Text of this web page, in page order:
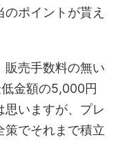
ポイントが貰え
販売手数料の無い
金額の5,000円
思いますが、プレ
策でそれまで積立